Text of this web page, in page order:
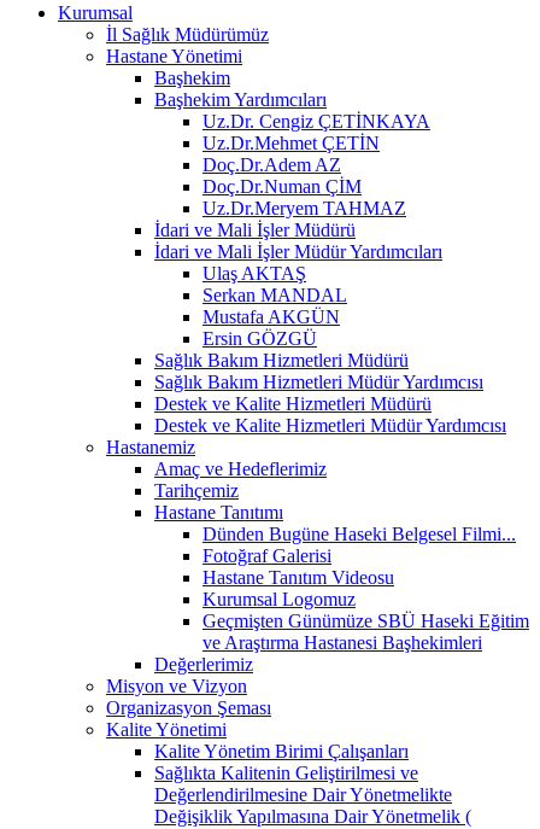
Kurumsal
İl Sağlık Müdürümüz
Hastane Yönetimi
Başhekim
Başhekim Yardımcıları
Uz.Dr. Cengiz ÇETİNKAYA
Uz.Dr.Mehmet ÇETİN
Doç.Dr.Adem AZ
Doç.Dr.Numan ÇİM
Uz.Dr.Meryem TAHMAZ
İdari ve Mali İşler Müdürü
İdari ve Mali İşler Müdür Yardımcıları
Ulaş AKTAŞ
Serkan MANDAL
Mustafa AKGÜN
Ersin GÖZGÜ
Sağlık Bakım Hizmetleri Müdürü
Sağlık Bakım Hizmetleri Müdür Yardımcısı
Destek ve Kalite Hizmetleri Müdürü
Destek ve Kalite Hizmetleri Müdür Yardımcısı
Hastanemiz
Amaç ve Hedeflerimiz
Tarihçemiz
Hastane Tanıtımı
Dünden Bugüne Haseki Belgesel Filmi...
Fotoğraf Galerisi
Hastane Tanıtım Videosu
Kurumsal Logomuz
Geçmişten Günümüze SBÜ Haseki Eğitim
ve Araştırma Hastanesi Başhekimleri
Değerlerimiz
Misyon ve Vizyon
Organizasyon Şeması
Kalite Yönetimi
Kalite Yönetim Birimi Çalışanları
Sağlıkta Kalitenin Geliştirilmesi ve
Değerlendirilmesine Dair Yönetmelikte
Değişiklik Yapılmasına Dair Yönetmelik (